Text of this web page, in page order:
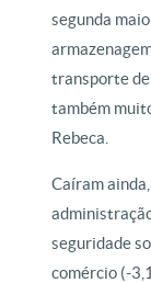
segunda
transporte
também
Rebeca.
Caíram
seguridade
comércio (-